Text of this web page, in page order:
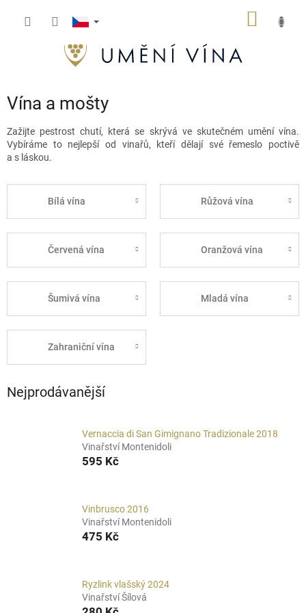
Vína a mošty
Zažijte pestrost chutí, která se skrývá ve skutečném umění vína.
Vybíráme to nejlepší od vinařů, kteří dělají své řemeslo poctivě
a s láskou.
Bílá vína Růžová vína
Červená vína Oranžová vína
Šumivá vína Mladá vína
Zahraniční vína
Nejprodávanější
Vernaccia di San Gimignano Tradizionale 2018
Vinařství Montenidoli
595 Kč
Vinbrusco 2016
Vinařství Montenidoli
475 Kč
Ryzlink vlašský 2024
Vinařství Šílová